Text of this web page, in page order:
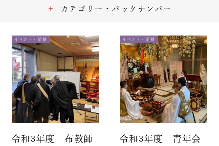
イベント・活動
令和3年度 布教師
イベント・活動
令和3年度 青年会
カテゴリー・バックナンバー